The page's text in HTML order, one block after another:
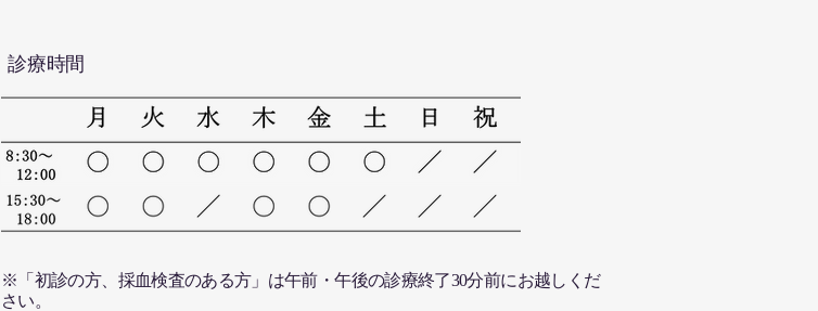
​診療時間
※「初診の方、採血検査のある方」は午前・午後の診療終了30分前にお越しくだ
さい。